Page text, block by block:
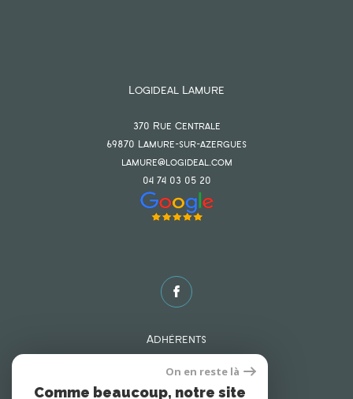
Logideal Lamure
370 Rue Centrale
69870 lamure-sur-azergues
lamure@logideal.com
04 74 03 05 20
Adhérents
On en reste là
Comme beaucoup, notre site